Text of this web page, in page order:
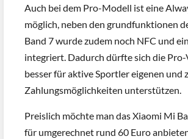
Auch bei dem Pro-Modell ist eine
möglich, neben den grundfunktionen
Band 7 wurde zudem noch NFC und
integriert. Dadurch dürfte sich die
besser für aktive Sportler eigenen und
Zahlungsmöglichkeiten unterstützen.
Preislich möchte man das Xiaomi Mi
für umgerechnet rund 60 Euro